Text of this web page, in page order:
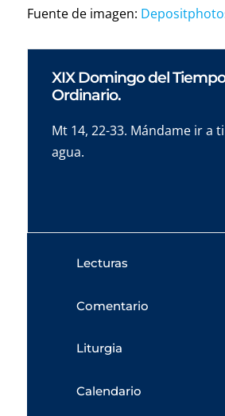
Fuente de imagen:
XIX Domingo del Tiempo
Ordinario.
Mt 14, 22-33. Mándame ir a
agua.
Lecturas
Comentario
Liturgia
Calendario